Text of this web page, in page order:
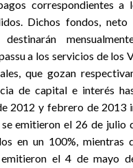
correspondientes a
Dichos fondos, neto
destinarán
a los servicios de los
que gozan
de capital e interés
2012 y febrero de 2013
emitieron el 26 de julio
en un 100%, mientras
emitieron el 4 de mayo